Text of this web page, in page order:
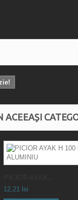
ACEEAȘI
12,21 lei